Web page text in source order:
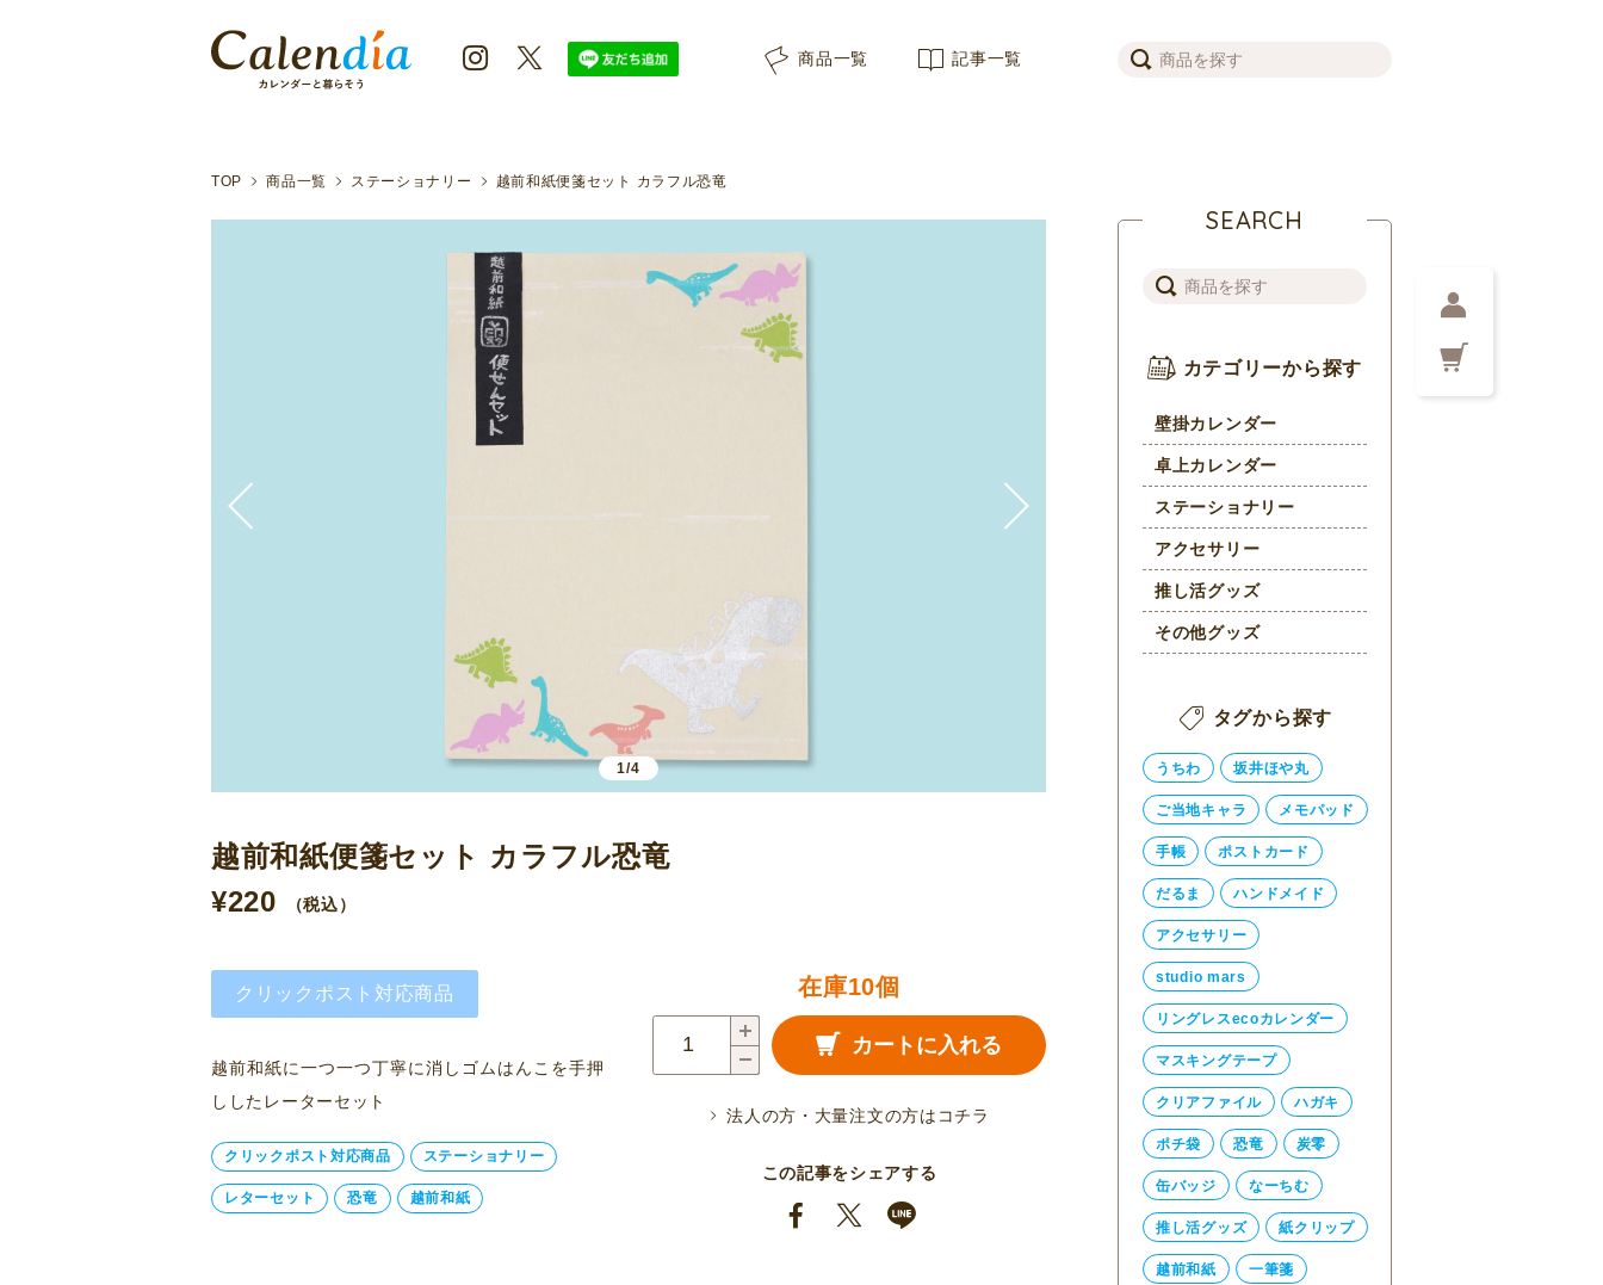
商品一覧
記事一覧
TOP 商品一覧 ステーショナリー 越前和紙便箋セット カラフル恐竜
1/4
越前和紙便箋セット カラフル恐竜
¥220 （税込）
クリックポスト対応商品
越前和紙に一つ一つ丁寧に消しゴムはんこを手押
ししたレーターセット
クリックポスト対応商品 ステーショナリー
レターセット 恐竜 越前和紙
在庫10個
カートに入れる
法人の方・大量注文の方はコチラ
この記事をシェアする
SEARCH
カテゴリーから探す
壁掛カレンダー
卓上カレンダー
ステーショナリー
アクセサリー
推し活グッズ
その他グッズ
タグから探す
うちわ 坂井ほや丸
ご当地キャラ メモパッド
手帳 ポストカード
だるま ハンドメイド
アクセサリー
studio mars
リングレスecoカレンダー
マスキングテープ
クリアファイル ハガキ
ポチ袋 恐竜 炭零
缶バッジ なーちむ
推し活グッズ 紙クリップ
越前和紙 一筆箋